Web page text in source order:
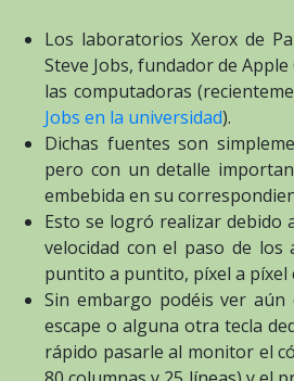
Los laboratorios Xerox de
Steve Jobs, fundador de
las computadoras
Jobs en la universidad).
Dichas fuentes son
pero con un detalle
embebida en su
Esto se logró realizar debido
velocidad con el paso de los
puntito a puntito, píxel a píxel
Sin embargo podéis ver aún
escape o alguna otra tecla
rápido pasarle al monitor el